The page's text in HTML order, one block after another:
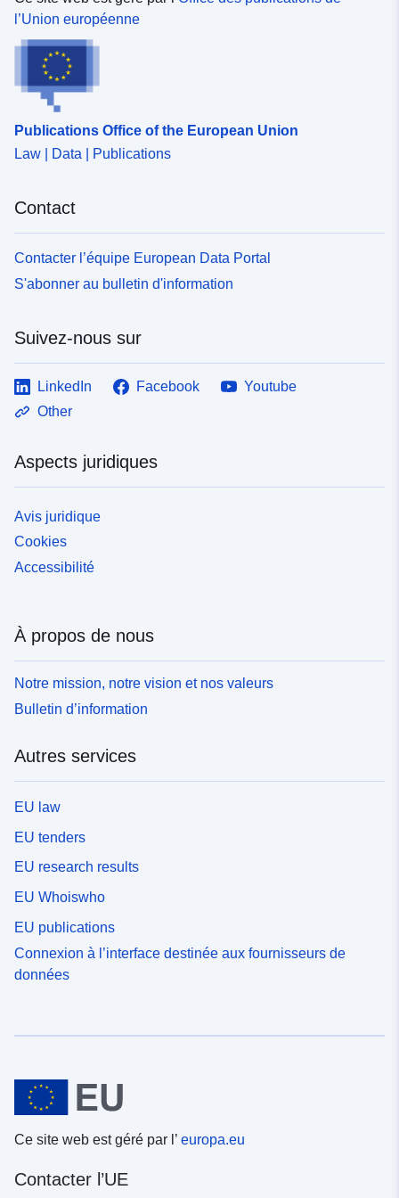
l’Union européenne
Publications Office of the European Union
Law | Data | Publications
Contact
Contacter l’équipe European Data Portal
S'abonner au bulletin d'information
Suivez-nous sur
LinkedIn Facebook
Youtube
Other
Aspects juridiques
Avis juridique
Cookies
Accessibilité
À propos de nous
Notre mission, notre vision et nos valeurs
Bulletin d’information
Autres services
EU law
EU tenders
EU research results
EU Whoiswho
EU publications
Connexion à l’interface destinée aux fournisseurs de
données
Ce site web est géré par l’ europa.eu
Contacter l’UE